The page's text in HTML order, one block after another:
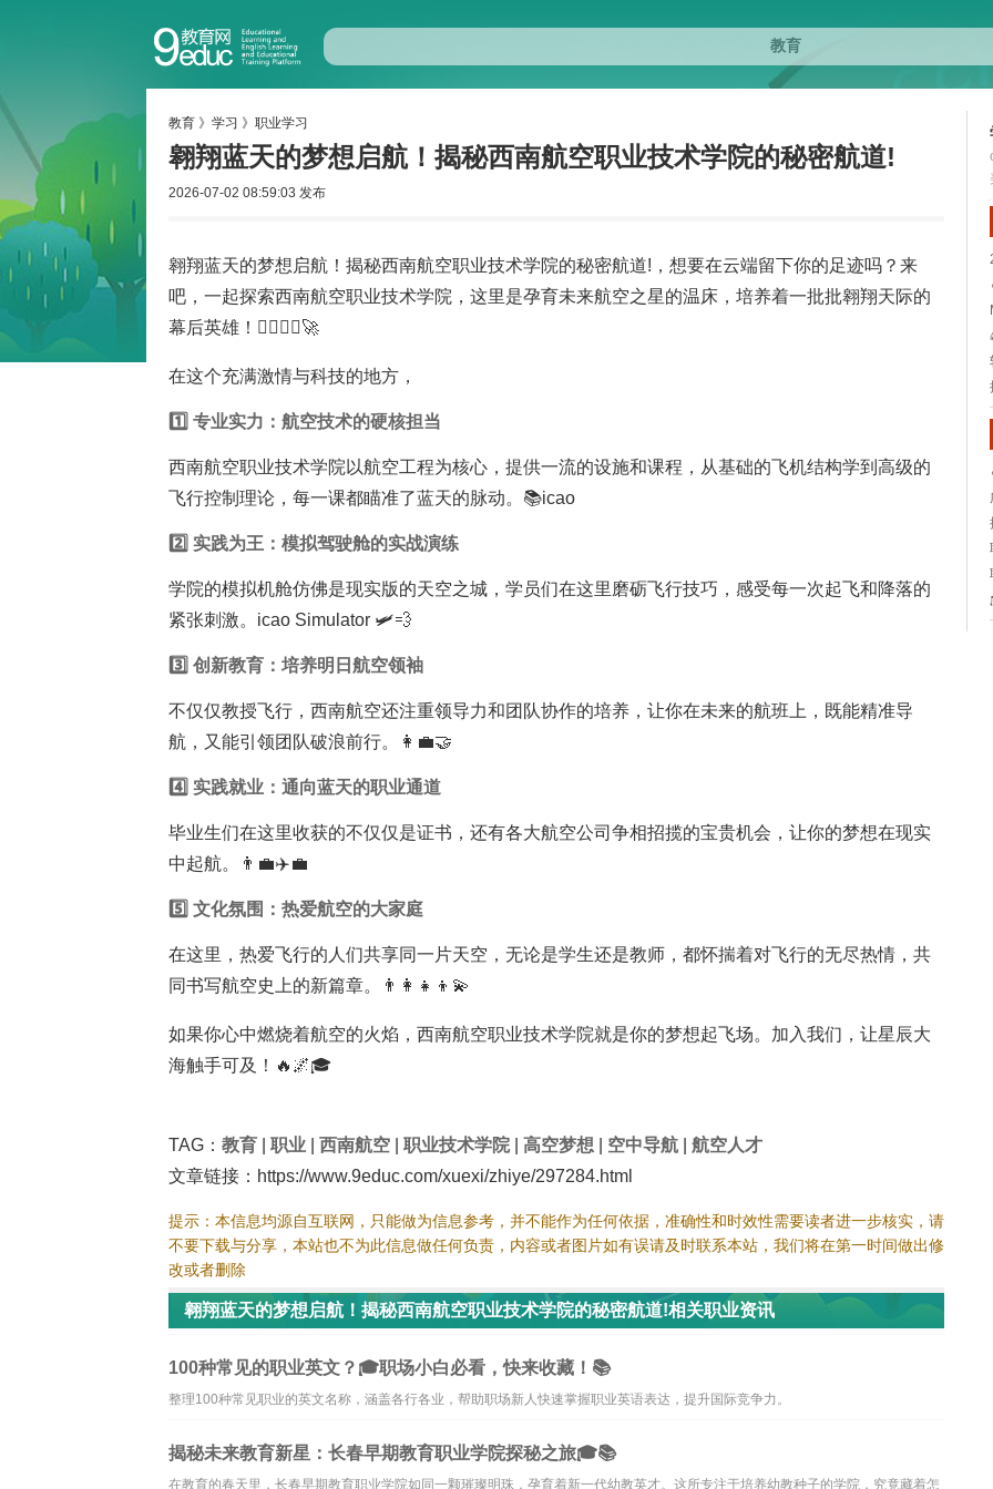
教育 》 学习 》 职业学习
翱翔蓝天的梦想启航！揭秘西南航空职业技术学院的秘密航道!
2026-07-02 08:59:03 发布
翱翔蓝天的梦想启航！揭秘西南航空职业技术学院的秘密航道!，想要在云端留下你的足迹吗？来
吧，一起探索西南航空职业技术学院，这里是孕育未来航空之星的温床，培养着一批批翱翔天际的
幕后英雄！👨‍✈️👩‍✈️🚀
在这个充满激情与科技的地方，
1️⃣ 专业实力：航空技术的硬核担当
西南航空职业技术学院以航空工程为核心，提供一流的设施和课程，从基础的飞机结构学到高级的
飞行控制理论，每一课都瞄准了蓝天的脉动。📚icao
2️⃣ 实践为王：模拟驾驶舱的实战演练
学院的模拟机舱仿佛是现实版的天空之城，学员们在这里磨砺飞行技巧，感受每一次起飞和降落的
紧张刺激。icao Simulator 🛩️💨
3️⃣ 创新教育 ：培养明日航空领袖
不仅仅教授飞行，西南航空还注重领导力和团队协作的培养，让你在未来的航班上，既能精准导
航，又能引领团队破浪前行。👩‍💼🤝
4️⃣ 实践就业：通向蓝天的职业通道
毕业生们在这里收获的不仅仅是证书，还有各大航空公司争相招揽的宝贵机会，让你的梦想在现实
中起航。👨‍💼✈️💼
5️⃣ 文化氛围：热爱航空的大家庭
在这里，热爱飞行的人们共享同一片天空，无论是学生还是教师，都怀揣着对飞行的无尽热情，共
同书写航空史上的新篇章。👨‍👩‍👧‍👦💫
如果你心中燃烧着航空的火焰，西南航空职业技术学院就是你的梦想起飞场。加入我们，让星辰大
海触手可及！🔥🌌🎓
TAG： 教育 职业 西南航空 职业技术学院| 高空梦想 空中导航
航空人才
文章链接：https://www.9educ.com/xuexi/zhiye/297284.html
提示：本信息均源自互联网，只能做为信息参考，并不能作为任何依据，准确性和时效性需要读者进一步核实，请
不要下载与分享，本站也不为此信息做任何负责，内容或者图片如有误请及时联系本站，我们将在第一时间做出修
改或者删除
翱翔蓝天的梦想启航！揭秘西南航空职业技术学院的秘密航道!相关职业资讯
100种常见的职业英文？🎓职场小白必看，快来收藏！📚
整理100种常见职业的英文名称，涵盖各行各业，帮助职场新人快速掌握职业英语表达，提升国际竞争力。
揭秘未来教育新星：长春早期教育职业学院探秘之旅🎓📚
在教育的春天里，长春早期教育职业学院如同一颗璀璨明珠，孕育着新一代幼教英才。这所专注于培养幼教种子的学院，究竟藏着怎